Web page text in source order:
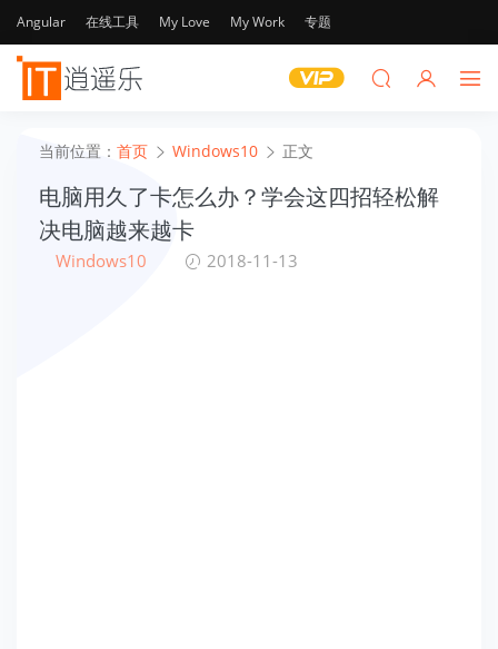
Angular 在线工具 My Love My Work 专题
当前位置： 首页 Windows10 正文
电脑用久了卡怎么办？学会这四招轻松解
决电脑越来越卡
Windows10 2018-11-13